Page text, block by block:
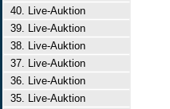
40. Live-Auktion
39. Live-Auktion
38. Live-Auktion
37. Live-Auktion
36. Live-Auktion
35. Live-Auktion